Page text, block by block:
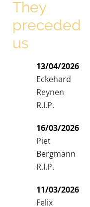
They
preceded
us
13/04/2026
Eckehard
Reynen
R.I.P.
16/03/2026
Piet
Bergmann
R.I.P.
11/03/2026
Felix